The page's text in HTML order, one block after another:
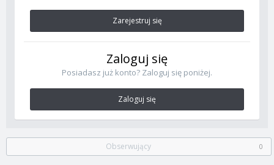
Zarejestruj się
Zaloguj się
Posiadasz już konto? Zaloguj się poniżej.
Zaloguj się
Obserwujący 0